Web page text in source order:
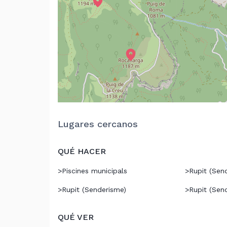
Lugares cercanos
QUÉ HACER
>Piscines municipals >Rupit
>Rupit (Senderisme) >Rupit
QUÉ VER